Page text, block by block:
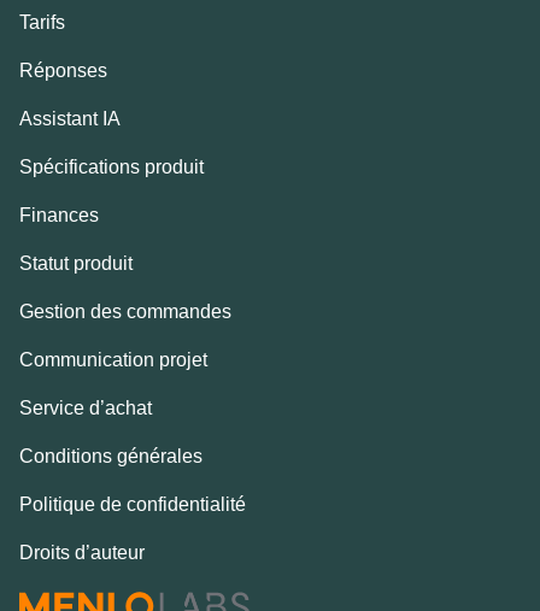
Tarifs
Réponses
Assistant IA
Spécifications produit
Finances
Statut produit
Gestion des commandes
Communication projet
Service d’achat
Conditions générales
Politique de confidentialité
Droits d’auteur